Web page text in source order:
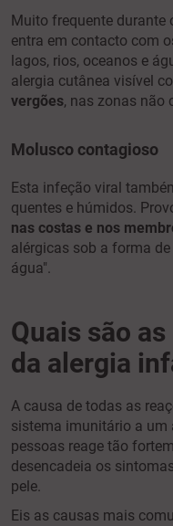
Muito frequente durante
entra em contacto com
lagos, rios, oceanos e
alergia cutânea visível
vergões, nas zonas não
Molusco contagioso
Esta infeção viral
quentes e húmidos.
nas costas e nos
alérgicas sob a forma
água".
Quais são
da alergia
A causa de todas as
sistema imunitário a um
pessoas reage tão
desencadeia os
pele.
Eis as causas mais